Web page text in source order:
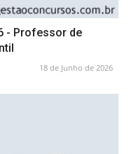
- Professor de
18 de Junho de 2026